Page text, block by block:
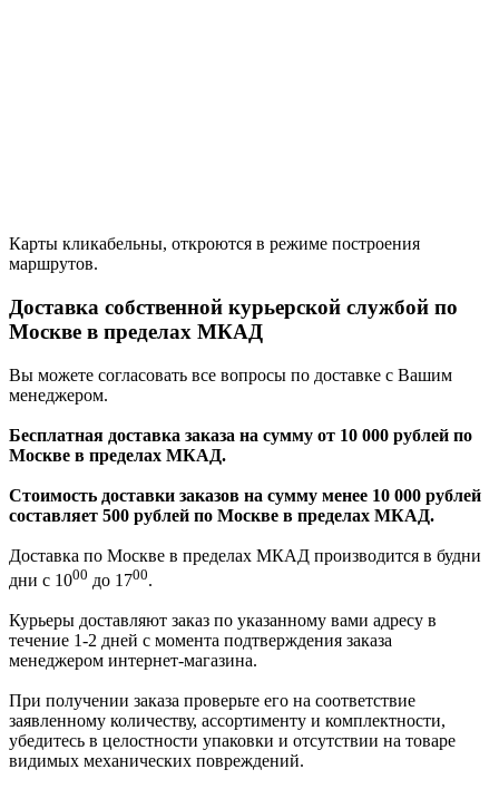
Карты кликабельны, откроются в режиме построения
маршрутов.
Доставка собственной курьерской службой по
Москве в пределах МКАД
Вы можете согласовать все вопросы по доставке с Вашим
менеджером.
Бесплатная доставка заказа на сумму от 10 000 рублей по
Москве в пределах МКАД.
Стоимость доставки заказов на сумму менее 10 000 рублей
составляет 500 рублей по Москве в пределах МКАД.
Доставка по Москве в пределах МКАД производится в будни
дни с 1000 до 1700.
Курьеры доставляют заказ по указанному вами адресу в
течение 1-2 дней с момента подтверждения заказа
менеджером интернет-магазина.
При получении заказа проверьте его на соответствие
заявленному количеству, ассортименту и комплектности,
убедитесь в целостности упаковки и отсутствии на товаре
видимых механических повреждений.